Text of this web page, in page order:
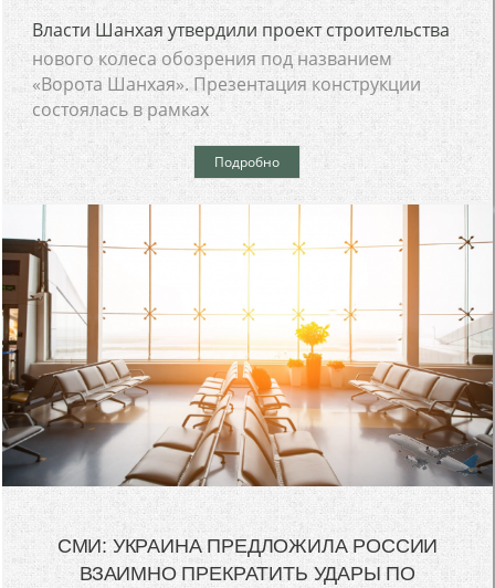
Власти Шанхая утвердили проект строительства
нового колеса обозрения под названием
«Ворота Шанхая». Презентация конструкции
состоялась в рамках
Подробно
СМИ: УКРАИНА ПРЕДЛОЖИЛА РОССИИ
ВЗАИМНО ПРЕКРАТИТЬ УДАРЫ ПО